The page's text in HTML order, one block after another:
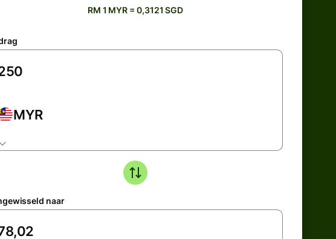
RM 1 MYR = 0,3121 SGD
MYR
naar